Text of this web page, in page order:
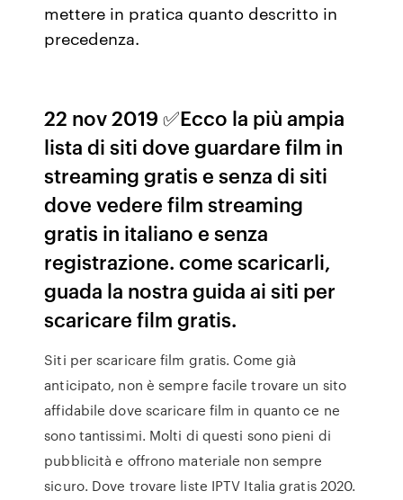
mettere in pratica quanto descritto in
precedenza.
22 nov 2019 ✅Ecco la più ampia
lista di siti dove guardare film in
streaming gratis e senza di siti
dove vedere film streaming
gratis in italiano e senza
registrazione. come scaricarli,
guada la nostra guida ai siti per
scaricare film gratis.
Siti per scaricare film gratis. Come già
anticipato, non è sempre facile trovare un sito
affidabile dove scaricare film in quanto ce ne
sono tantissimi. Molti di questi sono pieni di
pubblicità e offrono materiale non sempre
sicuro. Dove trovare liste IPTV Italia gratis 2020.